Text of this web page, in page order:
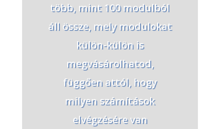
több, mint 100 modulból
áll össze, mely modulokat
külön-külön is
megvásárolhatod,
függően attól, hogy
milyen számítások
elvégzésére van